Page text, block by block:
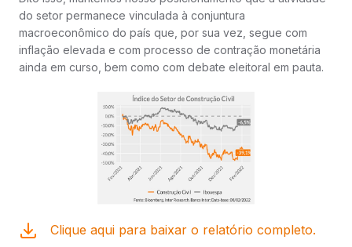
do setor permanece vinculada à conjuntura
macroeconômico do país que, por sua vez, segue com
inflação elevada e com processo de contração monetária
ainda em curso, bem como com debate eleitoral em pauta.
Clique aqui para baixar o relatório completo.